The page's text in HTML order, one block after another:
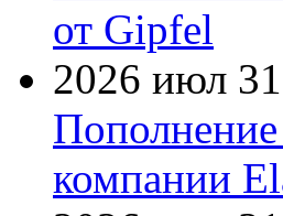
от Gipfel
2026 июл 31
компании